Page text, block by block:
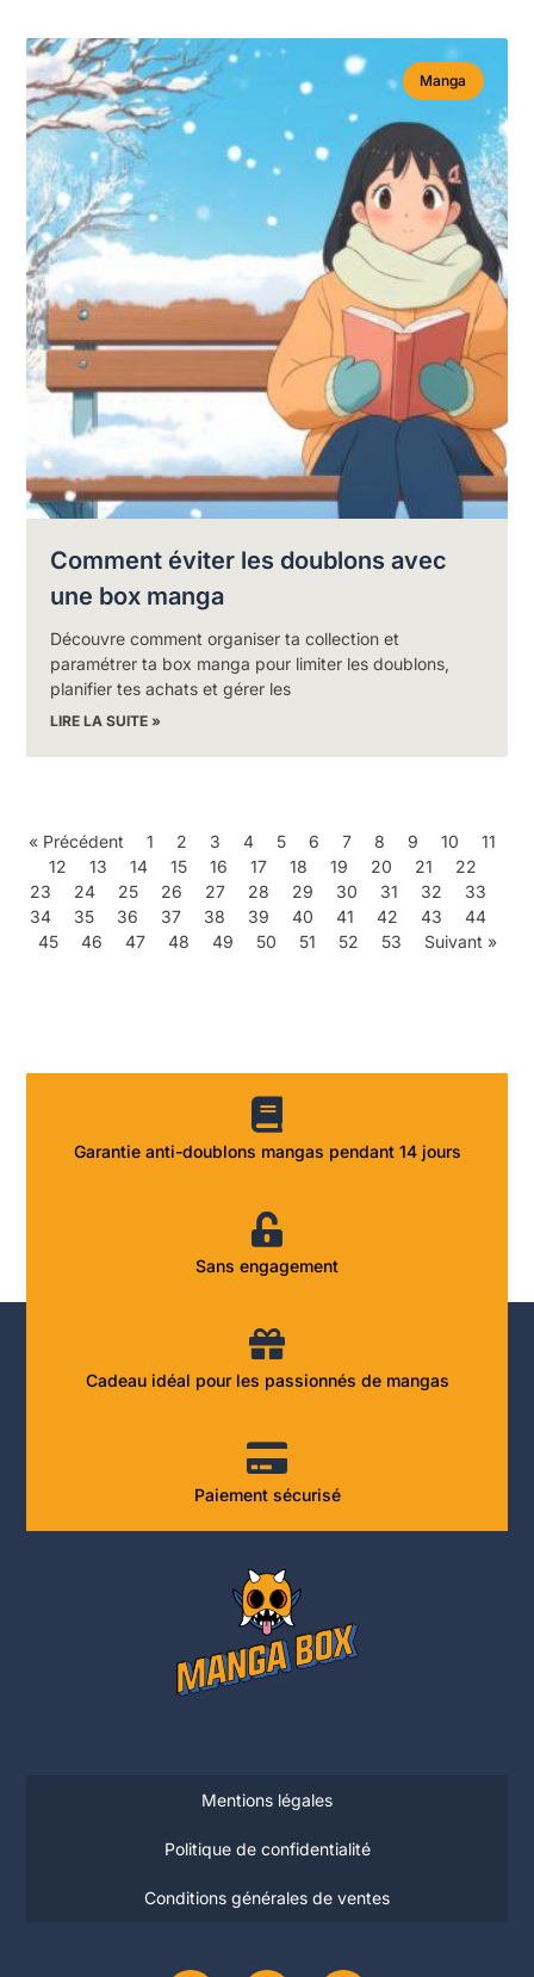
Manga
Comment éviter les doublons avec
une box manga
Découvre comment organiser ta collection et
paramétrer ta box manga pour limiter les doublons,
planifier tes achats et gérer les
LIRE LA SUITE »
« Précédent 1 2 3 4 5 6 7 8 9 10
11
12
13 14 15 16 17 18 19 20 21
22
23
24 25 26 27 28 29 30 31 32
33
34
35 36 37 38 39 40 41 42 43
44
45
46 47 48 49 50 51 52 53 Suivant »
Garantie anti-doublons mangas pendant 14 jours
Sans engagement
Cadeau idéal pour les passionnés de mangas
Paiement sécurisé
Mentions légales
Politique de confidentialité
Conditions générales de ventes